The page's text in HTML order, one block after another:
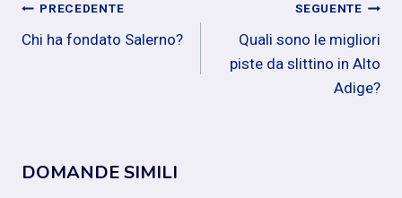
Navigazione
articoli
PRECEDENTE
Chi ha fondato Salerno?
SEGUENTE
Quali sono le migliori
piste da slittino in Alto
Adige?
DOMANDE SIMILI